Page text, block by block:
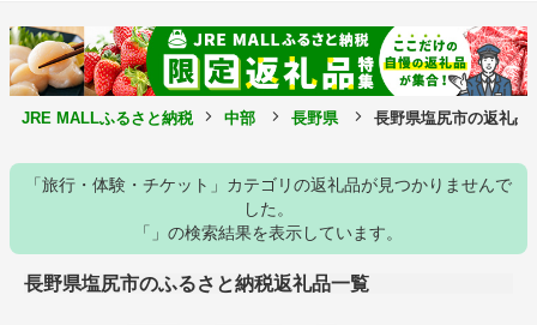
JRE MALLふるさと納税 中部 長野県 長野県塩尻市の返礼品
「旅行・体験・チケット」カテゴリの返礼品が見つかりませんで
した。
「」の検索結果を表示しています。
長野県塩尻市のふるさと納税返礼品一覧